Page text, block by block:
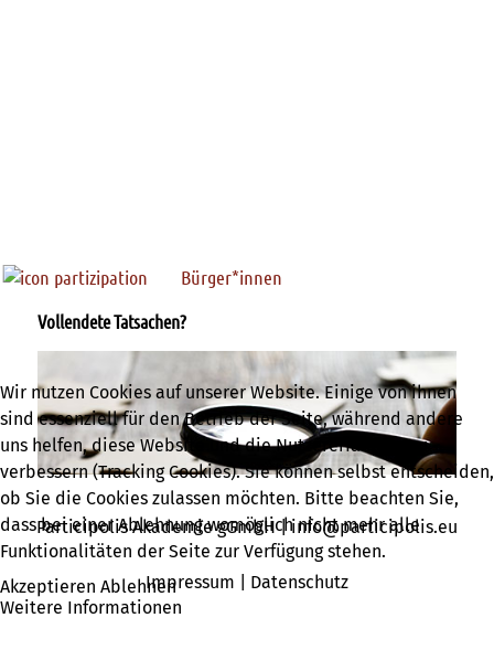
Bürger*innen
Vollendete Tatsachen?
Participolis Akademie gGmbH |info@participolis.eu
Impressum Datenschutz
Wir nutzen Cookies auf unserer Website. Einige von ihnen
sind essenziell für den Betrieb der Seite, während andere
uns helfen, diese Website und die Nutzererfahrung zu
verbessern (Tracking Cookies). Sie können selbst entscheiden,
ob Sie die Cookies zulassen möchten. Bitte beachten Sie,
dass bei einer Ablehnung womöglich nicht mehr alle
Funktionalitäten der Seite zur Verfügung stehen.
Akzeptieren Ablehnen
Weitere Informationen